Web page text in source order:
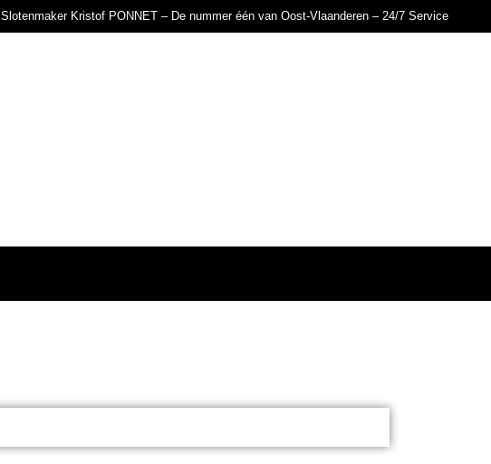
Slotenmaker Kristof PONNET – De nummer één van Oost-Vlaanderen – 24/7 Service